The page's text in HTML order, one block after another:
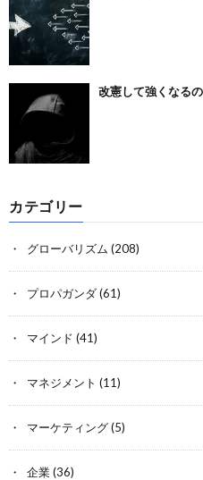
改憲して強くなる
カテゴリー
グローバリズム (208)
プロパガンダ(61)
マインド (41)
マネジメント (11)
マーケティング(5)
企業(36)